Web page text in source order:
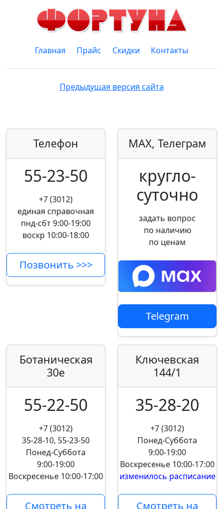
Главная Прайс Скидки Контакты
Предыдущая версия сайта
Телефон
55-23-50
+7 (3012)
единая справочная
пнд-сбт 9:00-19:00
воскр 10:00-18:00
Позвонить >>>
MAX, Телеграм
кругло­
суточно
задать вопрос
по наличию
по ценам
Telegram
Ботаническая
30е
55-22-50
+7 (3012)
35-28-10, 55-23-50
Понед-Суббота
9:00-19:00
Воскресенье 10:00-17:00
Смотреть на
Ключевская
144/1
35-28-20
+7 (3012)
Понед-Суббота
9:00-19:00
Воскресенье 10:00-17:00
изменилось расписание
Смотреть на